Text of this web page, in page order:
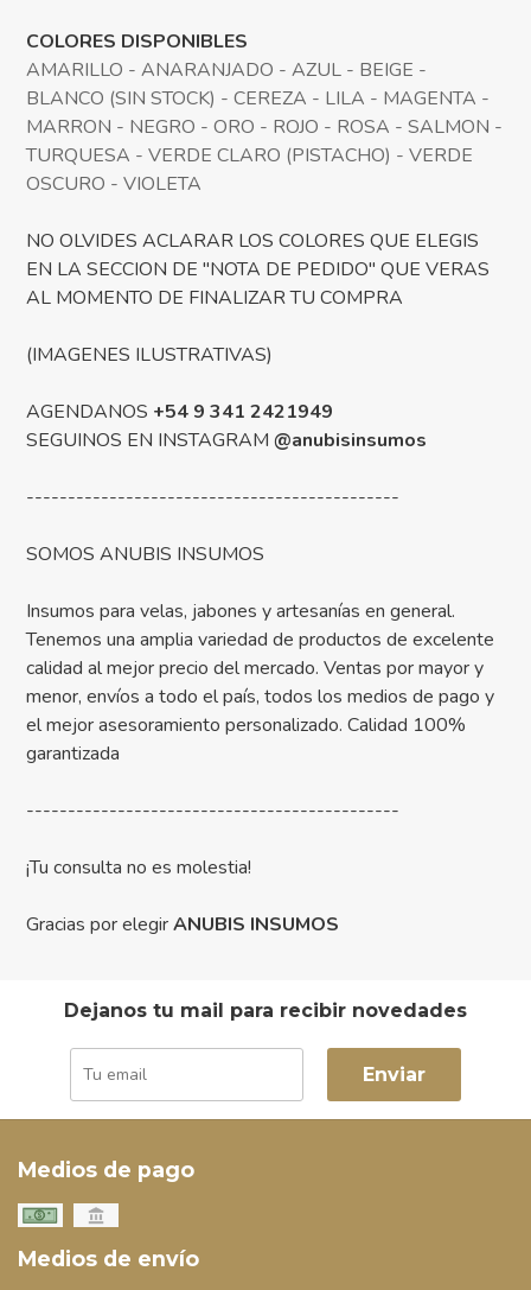
COLORES DISPONIBLES
AMARILLO - ANARANJADO - AZUL - BEIGE -
BLANCO (SIN STOCK) - CEREZA - LILA - MAGENTA -
MARRON - NEGRO - ORO - ROJO - ROSA - SALMON -
TURQUESA - VERDE CLARO (PISTACHO) - VERDE
OSCURO - VIOLETA
NO OLVIDES ACLARAR LOS COLORES QUE ELEGIS
EN LA SECCION DE "NOTA DE PEDIDO" QUE VERAS
AL MOMENTO DE FINALIZAR TU COMPRA
(IMAGENES ILUSTRATIVAS)
AGENDANOS +54 9 341 2421949
SEGUINOS EN INSTAGRAM@anubisinsumos
---------------------------------------------
SOMOS ANUBIS INSUMOS
Insumos para velas, jabones y artesanías en general.
Tenemos una amplia variedad de productos de excelente
calidad al mejor precio del mercado. Ventas por mayor y
menor, envíos a todo el país, todos los medios de pago y
el mejor asesoramiento personalizado. Calidad 100%
garantizada
---------------------------------------------
¡Tu consulta no es molestia!
Gracias por elegirANUBIS INSUMOS
Dejanos tu mail para recibir novedades
Enviar
Medios de pago
Medios de envío